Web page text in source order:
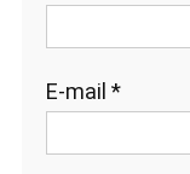
E-mail *